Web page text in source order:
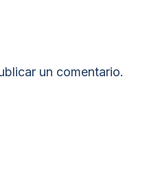
un comentario.